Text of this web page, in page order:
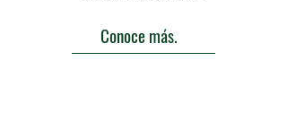
Conoce más.